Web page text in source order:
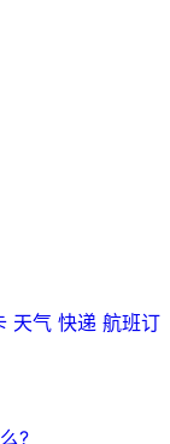
天气 快递 航班订
?